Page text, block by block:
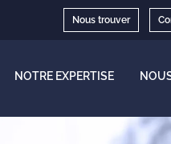
Nous trouver
NOTRE EXPERTISE